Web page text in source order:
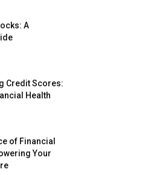
A
Credit Scores:
Health
of Financial
Your